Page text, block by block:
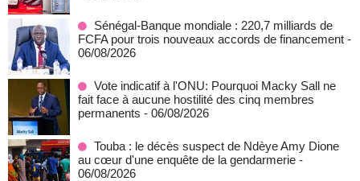
Sénégal-Banque mondiale : 220,7 milliards de
FCFA pour trois nouveaux accords de financement -
06/08/2026
Vote indicatif à l'ONU: Pourquoi Macky Sall ne
fait face à aucune hostilité des cinq membres
permanents - 06/08/2026
Touba : le décès suspect de Ndèye Amy Dione
au cœur d'une enquête de la gendarmerie -
06/08/2026